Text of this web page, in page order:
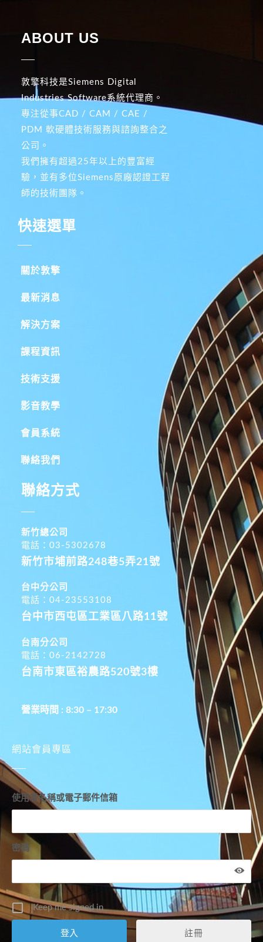
ABOUT US
敦擎科技是Siemens Digital
Industries Software系統代理商。
專注從事CAD / CAM / CAE /
PDM 軟硬體技術服務與諮詢整合之
公司。
我們擁有超過25年以上的豐富經
驗，並有多位Siemens原廠認證工程
師的技術團隊。
快速選單
關於敦擎
最新消息
解決方案
課程資訊
技術支援
影音教學
會員系統
聯絡我們
聯絡方式
新竹總公司
電話：03-5302678
新竹市埔前路248巷5弄21號
台中分公司
電話：04-23553108
台中市西屯區工業區八路11號
台南分公司
電話：06-2142728
台南市東區裕農路520號3樓
營業時間 : 8:30 – 17:30
網站會員專區
使用者名稱或電子郵件信箱
密碼
Keep me signed in
註冊